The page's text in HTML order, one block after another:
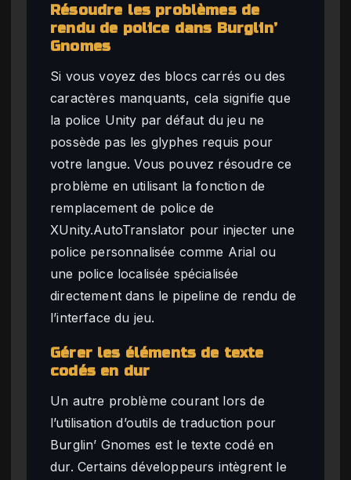
Résoudre les problèmes de
rendu de police dans Burglin’
Gnomes
Si vous voyez des blocs carrés ou des
caractères manquants, cela signifie que
la police Unity par défaut du jeu ne
possède pas les glyphes requis pour
votre langue. Vous pouvez résoudre ce
problème en utilisant la fonction de
remplacement de police de
XUnity.AutoTranslator pour injecter une
police personnalisée comme Arial ou
une police localisée spécialisée
directement dans le pipeline de rendu de
l’interface du jeu.
Gérer les éléments de texte
codés en dur
Un autre problème courant lors de
l’utilisation d’outils de traduction pour
Burglin’ Gnomes est le texte codé en
dur. Certains développeurs intègrent le